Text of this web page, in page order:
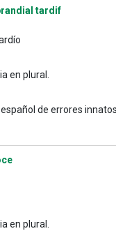
tardif
en plural.
de errores
en plural.